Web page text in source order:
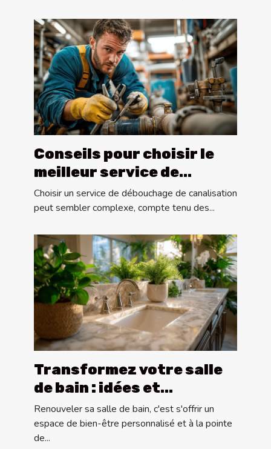
Conseils pour choisir le
meilleur service de
débouchage de
canalisation
Choisir un service de débouchage de canalisation
peut sembler complexe, compte tenu des...
Transformez votre salle
de bain : idées et
tendances de conception
sur mesure
Renouveler sa salle de bain, c'est s'offrir un
espace de bien-être personnalisé et à la pointe
de...